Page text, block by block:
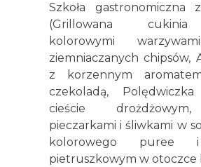
Szkoła gastronomiczna
(Grillowana cukinia
kolorowymi
ziemniaczanych chipsów,
z korzennym
czekoladą,
cieście
pieczarkami i śliwkami w
kolorowego
pietruszkowym w otoczce